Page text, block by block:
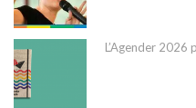
L’Agender 2026